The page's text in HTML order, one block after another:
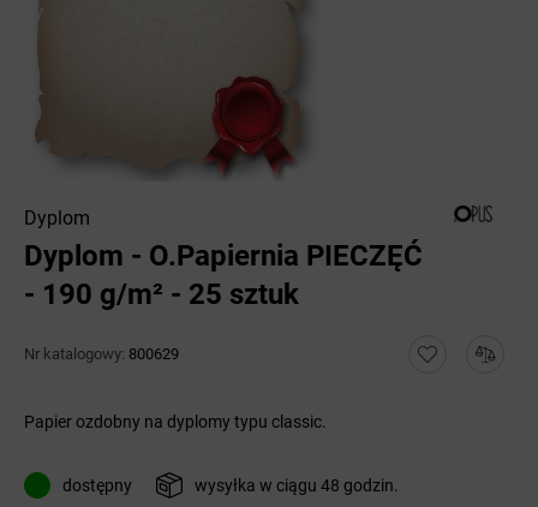
Dyplom
Dyplom - O.Papiernia PIECZĘĆ
- 190 g/m² - 25 sztuk
Nr katalogowy: 800629
Papier ozdobny na dyplomy typu classic.
dostępny wysyłka w ciągu 48 godzin.